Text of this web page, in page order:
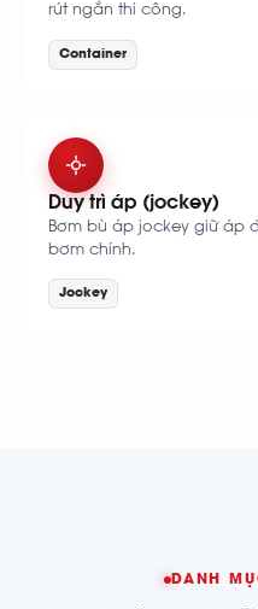
rút ngắn thi công.
Container
Duy trì áp (jockey)
Bơm bù áp jockey giữ áp
bơm chính.
Jockey
DANH